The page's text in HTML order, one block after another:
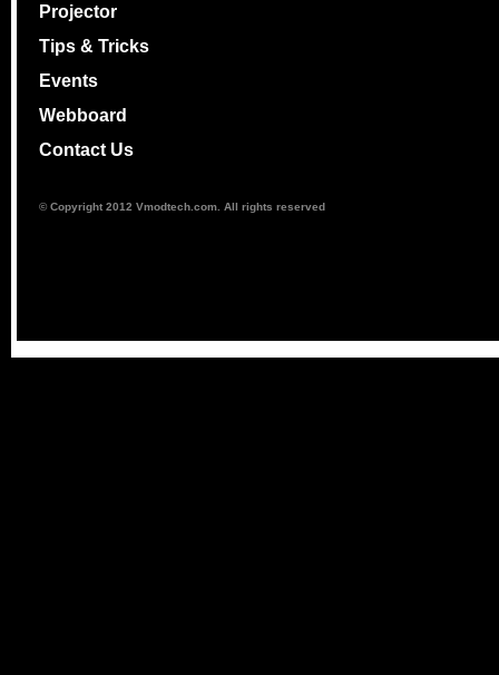
Projector
Tips & Tricks
Events
Webboard
Contact Us
© Copyright 2012 Vmodtech.com. All rights reserved